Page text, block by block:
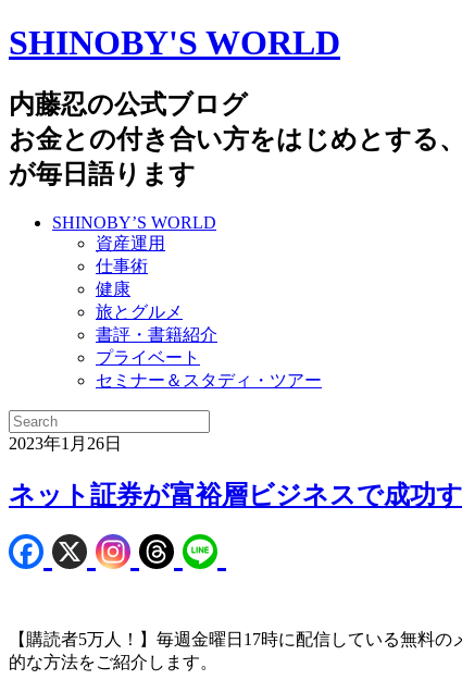
SHINOBY'S WORLD
内藤忍の公式ブログ
お金との付き合い方をはじめとする
が毎日語ります
SHINOBY’S WORLD
資産運用
仕事術
健康
旅とグルメ
書評・書籍紹介
プライベート
セミナー＆スタディ・ツアー
2023年1月26日
ネット証券が富裕層ビジネスで成功
【購読者5万人！】毎週金曜日17時に配信している無料の
的な方法をご紹介します。